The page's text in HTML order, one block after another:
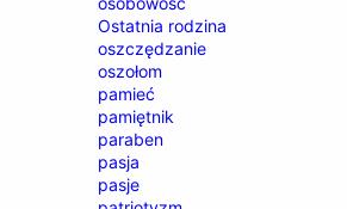
Ostatnia rodzina
oszczędzanie
oszołom
pamieć
pamiętnik
paraben
pasja
pasje